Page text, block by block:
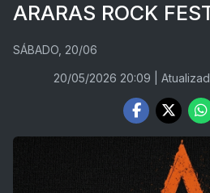
ARARAS ROCK
SÁBADO, 20/06
20/05/2026 20:09 |